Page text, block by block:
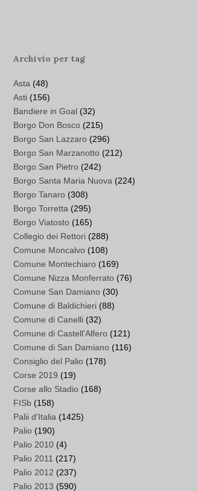
Archivio per tag
Asta (48)
Asti (156)
Bandiere in Goal (32)
Borgo Don Bosco (215)
Borgo San Lazzaro (296)
Borgo San Marzanotto (212)
Borgo San Pietro (242)
Borgo Santa Maria Nuova (224)
Borgo Tanaro (308)
Borgo Torretta (295)
Borgo Viatosto (165)
Collegio dei Rettori (288)
Comune Moncalvo (108)
Comune Montechiaro (169)
Comune Nizza Monferrato (76)
Comune San Damiano (30)
Comune di Baldichieri (88)
Comune di Canelli (32)
Comune di Castell'Alfero (121)
Comune di San Damiano (116)
Consiglio del Palio (178)
Corse 2019 (19)
Corse allo Stadio (168)
FISb (158)
Palii d'Italia (1425)
Palio (190)
Palio 2010 (4)
Palio 2011 (217)
Palio 2012 (237)
Palio 2013 (590)